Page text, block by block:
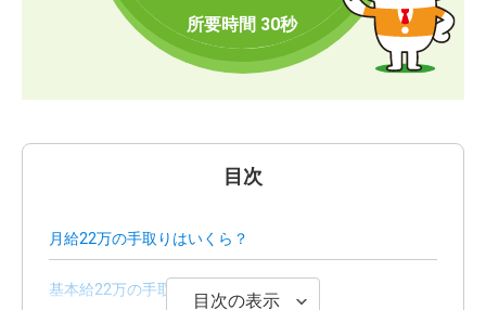
目次
月給22万の手取りはいくら？
基本給22万の手取りはいくら？
目次の表示